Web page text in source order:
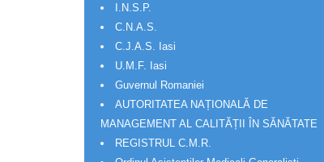
I.N.S.P.
C.N.A.S.
C.J.A.S. Iasi
U.M.F. Iasi
Guvernul Romaniei
AUTORITATEA NAȚIONALĂ DE
MANAGEMENT AL CALITĂȚII ÎN SĂNĂTATE
REGISTRUL C.M.R.